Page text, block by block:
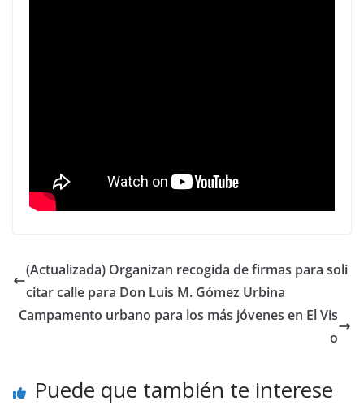
(Actualizada) Organizan recogida de firmas para soli
citar calle para Don Luis M. Gómez Urbina
Campamento urbano para los más jóvenes en El Vis
o
Puede que también te interese